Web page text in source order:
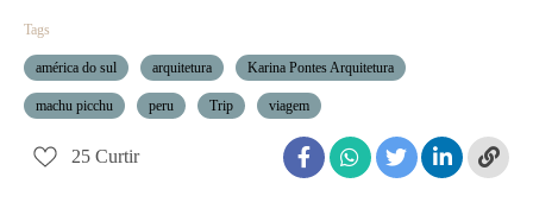
Tags
américa do sul arquitetura Karina Pontes Arquitetura
machu picchu peru Trip viagem
25 Curtir